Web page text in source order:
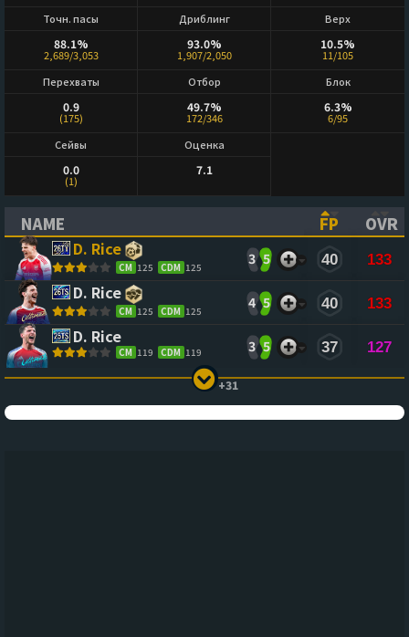
Точн. пасы
88.1%
2,689/3,053
Дриблинг
93.0%
1,907/2,050
Верх
10.5%
11/105
Перехваты
0.9
(175)
Отбор
49.7%
172/346
Блок
6.3%
6/95
Сейвы
0.0
(1)
Оценка
7.1
NAME
(CLICK TO SORT ASCENDING)
FP
OVR
D. Rice
CM 125 CDM 125
3 5 40 133
D. Rice
CM 125 CDM 125
4 5 40 133
D. Rice
CM 119 CDM 119 3 5 37 127
+31